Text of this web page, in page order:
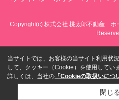
Copyright(c) 株式会社 桃太郎不動産 ホ
当サイトでは、お客様の当サイト利用状
して、クッキー（Cookie）を使用してい
詳しくは、当社の 「Cookieの取扱いにつ
閉じる